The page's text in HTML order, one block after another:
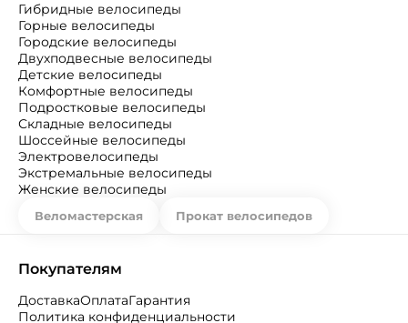
Гибридные велосипеды
Горные велосипеды
Городские велосипеды
Двухподвесные велосипеды
Детские велосипеды
Комфортные велосипеды
Подростковые велосипеды
Складные велосипеды
Шоссейные велосипеды
Электровелосипеды
Экстремальные велосипеды
Женские велосипеды
Веломастерская Прокат велосипедов
Покупателям
ДоставкаОплатаГарантия
Политика конфиденциальности